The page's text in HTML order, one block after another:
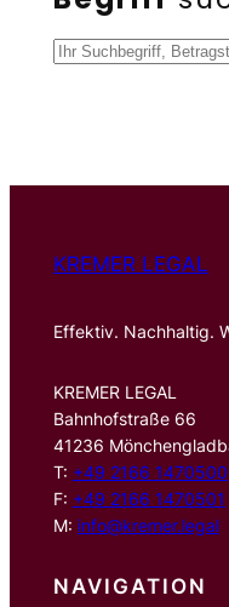
S
n
KREMER LEGAL
Effektiv. Nachhaltig.
KREMER LEGAL
Bahnhofstraße 66
41236
T: +49 2166 1470500
F: +49 2166 1470501
M: info@kremer.legal
NAVIGATION